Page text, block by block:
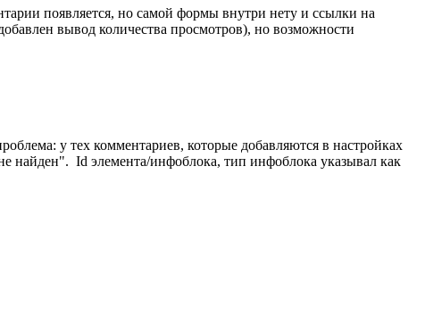
появляется, но самой формы внутри нету и ссылки на
вывод количества просмотров), но возможности
у тех комментариев, которые добавляются в настройках
найден". Id элемента/инфоблока, тип инфоблока указывал как